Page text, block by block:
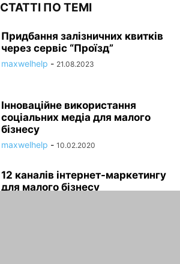
СТАТТІ ПО ТЕМІ
Придбання залізничних квитків
через сервіс “Проїзд”
maxwelhelp - 21.08.2023
Інноваційне використання
соціальних медіа для малого
бізнесу
maxwelhelp - 10.02.2020
12 каналів інтернет-маркетингу
для малого бізнесу